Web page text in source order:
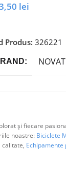
lei
Produs: 326221
și fiecare
noastre:Biciclete
calitate,